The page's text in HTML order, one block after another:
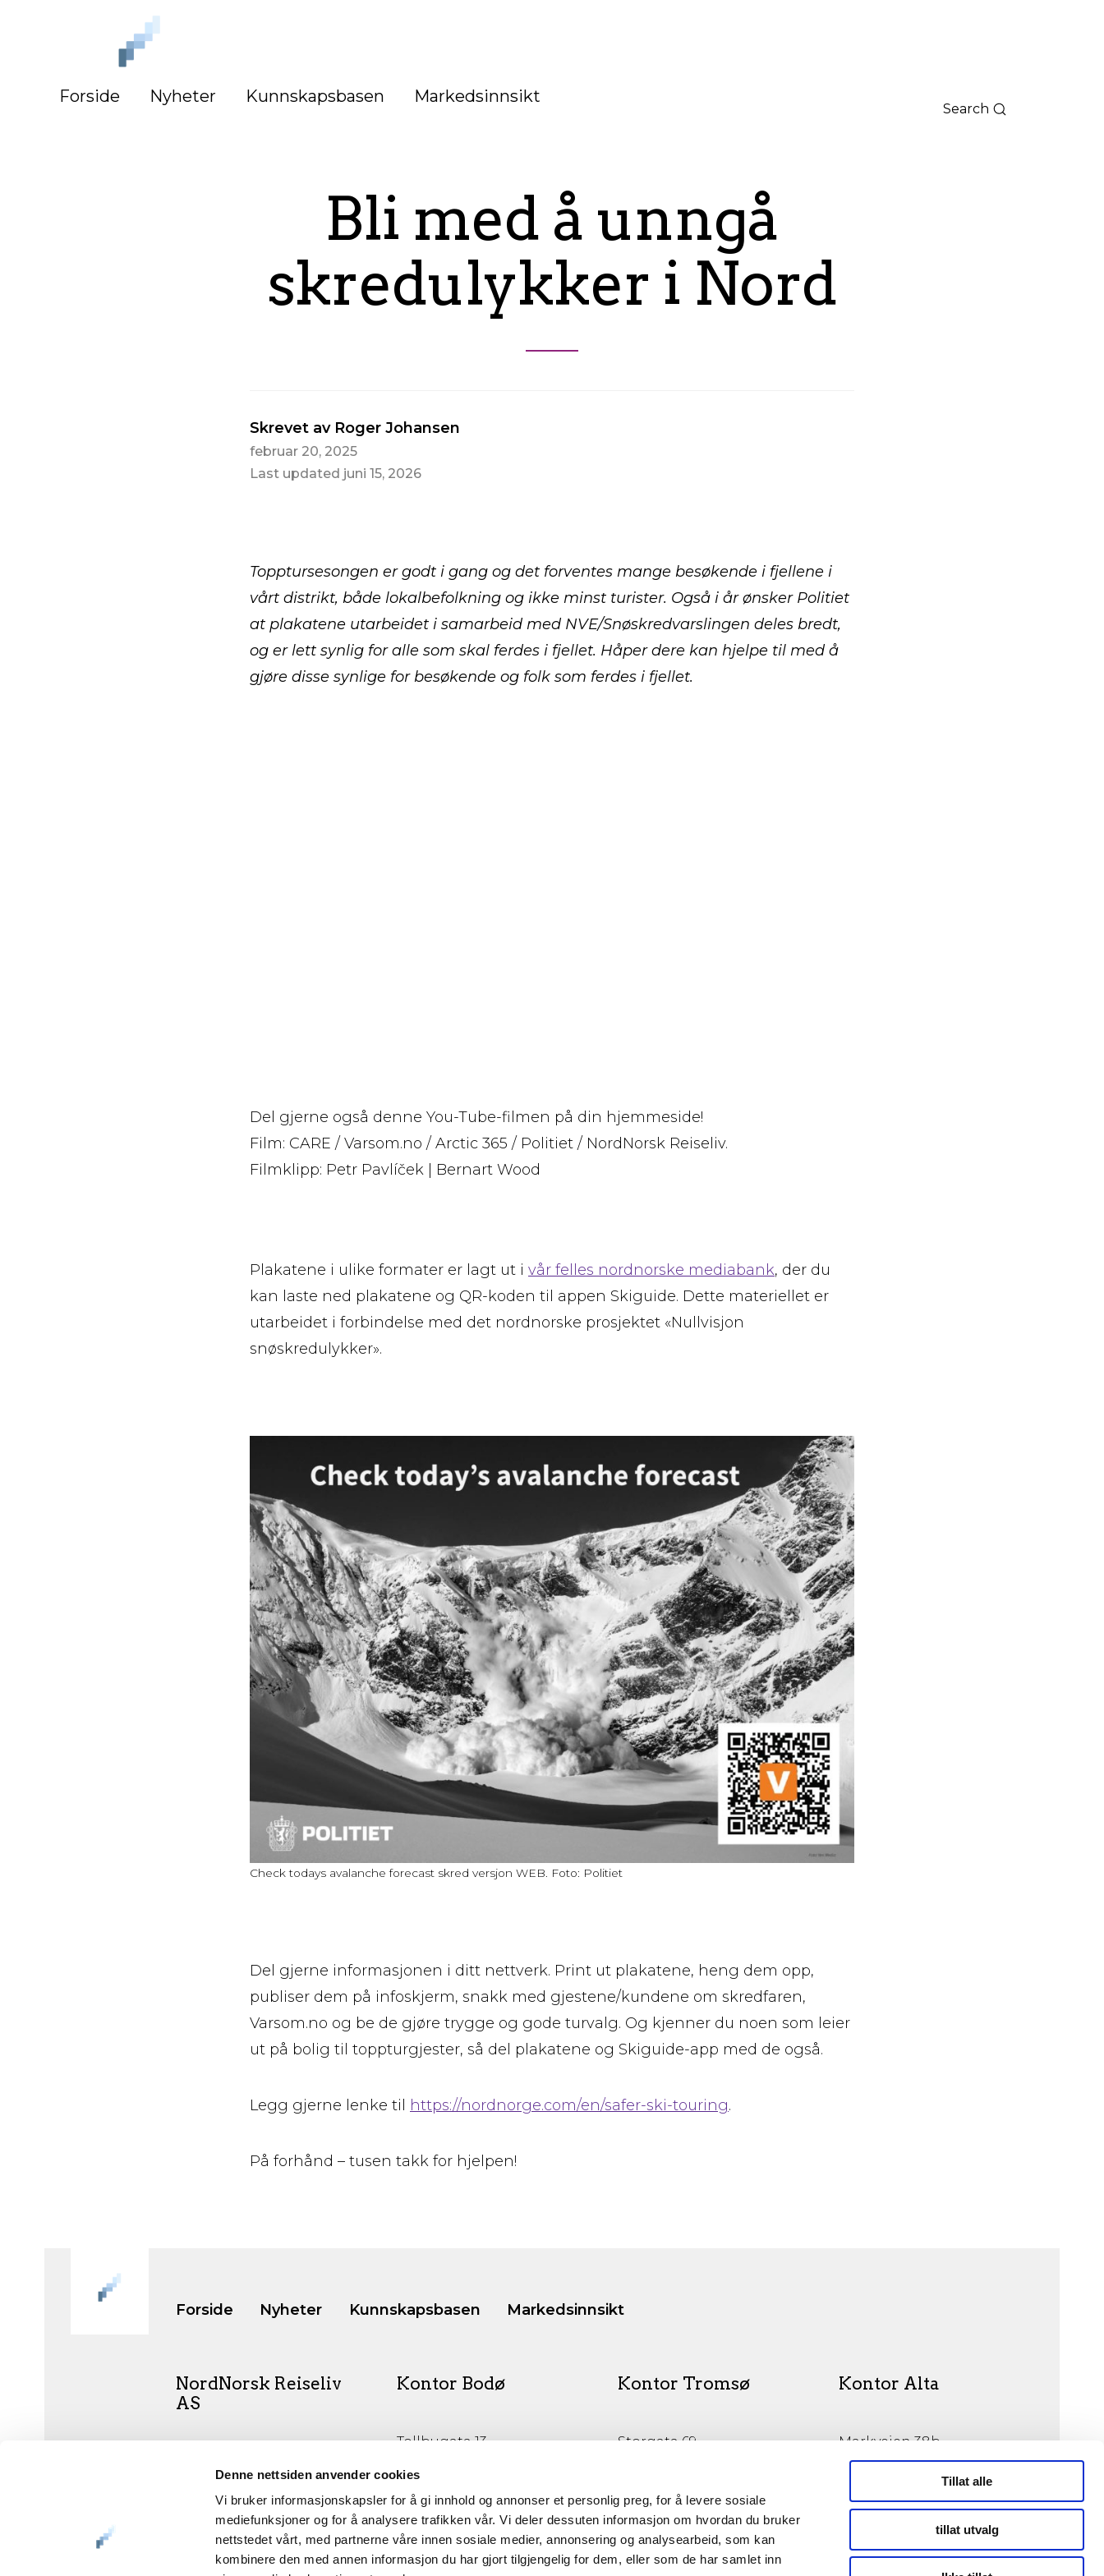
Denne nettsiden anvender cookies
Vi bruker informasjonskapsler for å gi innhold og annonser et personlig preg, for å levere sosiale
mediefunksjoner og for å analysere trafikken vår. Vi deler dessuten informasjon om hvordan du bruker
nettstedet vårt, med partnerne våre innen sosiale medier, annonsering og analysearbeid, som kan
kombinere den med annen informasjon du har gjort tilgjengelig for dem, eller som de har samlet inn
Tillat alle
tillat utvalg
Nord
Norge
Forside Nyheter Kunnskapsbasen Markedsinnsikt
Search
Bli med å unngå
skredulykker i Nord
Skrevet av Roger Johansen
februar 20, 2025
Last updated juni 15, 2026
Topptursesongen er godt i gang og det forventes mange besøkende i fjellene i
vårt distrikt, både lokalbefolkning og ikke minst turister. Også i år ønsker Politiet
at plakatene utarbeidet i samarbeid med NVE/Snøskredvarslingen deles bredt,
og er lett synlig for alle som skal ferdes i fjellet. Håper dere kan hjelpe til med å
gjøre disse synlige for besøkende og folk som ferdes i fjellet.
Del gjerne også denne You-Tube-filmen på din hjemmeside!
Film: CARE / Varsom.no / Arctic 365 / Politiet / NordNorsk Reiseliv.
Filmklipp: Petr Pavlíček | ‪Bernart Wood‬
Plakatene i ulike formater er lagt ut i vår felles nordnorske mediabank, der du
kan laste ned plakatene og QR-koden til appen Skiguide. Dette materiellet er
utarbeidet i forbindelse med det nordnorske prosjektet «Nullvisjon
snøskredulykker».
Check todays avalanche forecast skred versjon WEB. Foto: Politiet
Del gjerne informasjonen i ditt nettverk. Print ut plakatene, heng dem opp,
publiser dem på infoskjerm, snakk med gjestene/kundene om skredfaren,
Varsom.no og be de gjøre trygge og gode turvalg. Og kjenner du noen som leier
ut på bolig til toppturgjester, så del plakatene og Skiguide-app med de også.
Legg gjerne lenke til https://nordnorge.com/en/safer-ski-touring.
På forhånd – tusen takk for hjelpen!
Forside Nyheter Kunnskapsbasen Markedsinnsikt
NordNorsk Reiseliv
AS
Kontor Bodø
Tollbugata 13,
Kontor Tromsø
Storgata 69
Kontor Alta
Markveien 38b
9510 Alta
Org.nr. 994 153 862